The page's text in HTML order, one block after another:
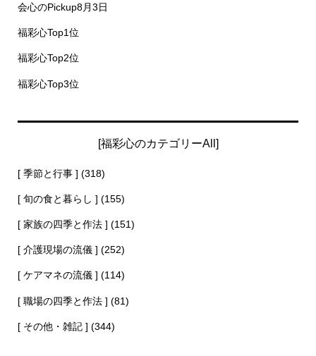
会心のPickup8月3日
福彩心Top1位
福彩心Top2位
福彩心Top3位
[福彩心のカテゴリーAll]
[ 季節と行事 ] (318)
[ 旬の食と暮らし ] (155)
[ 家族の四季と作法 ] (151)
[ 介護現場の流儀 ] (252)
[ ケアマネの流儀 ] (114)
[ 職場の四季と作法 ] (81)
[ その他・雑記 ] (344)